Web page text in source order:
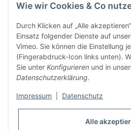
Neben dem Onlineshop haben wir
Frontline Games
Färbereiweg 3A
24358 Hütten
Oder mit Terminvereinbarung
Wie wir Cookies & Co
Durch Klicken auf „Alle
Einsatz folgender Dienste auf
Vimeo. Sie können die Einstellung
(Fingerabdruck-Icon links unten).
Sie unter Konfigurieren und in
Datenschutzerklärung.
Impressum Datenschutz
Alle